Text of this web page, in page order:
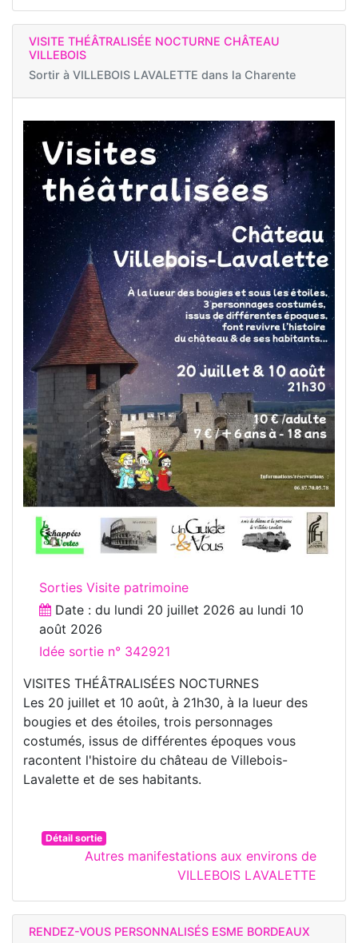
VISITE THÉÂTRALISÉE NOCTURNE CHÂTEAU
VILLEBOIS
Sortir à VILLEBOIS LAVALETTE dans la Charente
Sorties Visite patrimoine
Date : du lundi 20 juillet 2026 au lundi 10
août 2026
Idée sortie n° 342921
VISITES THÉÂTRALISÉES NOCTURNES
Les 20 juillet et 10 août, à 21h30, à la lueur des
bougies et des étoiles, trois personnages
costumés, issus de différentes époques vous
racontent l'histoire du château de Villebois-
Lavalette et de ses habitants.
Détail sortie
Autres manifestations aux environs de
VILLEBOIS LAVALETTE
RENDEZ-VOUS PERSONNALISÉS ESME BORDEAUX